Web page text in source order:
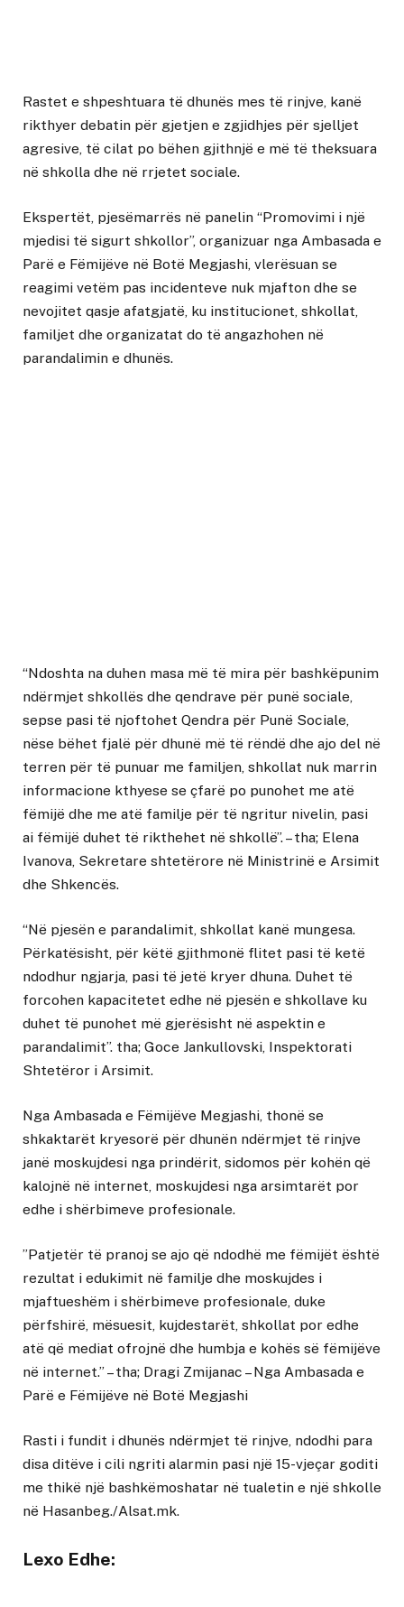
Rastet e shpeshtuara të dhunës mes të rinjve, kanë
rikthyer debatin për gjetjen e zgjidhjes për sjelljet
agresive, të cilat po bëhen gjithnjë e më të theksuara
në shkolla dhe në rrjetet sociale.
Ekspertët, pjesëmarrës në panelin “Promovimi i një
mjedisi të sigurt shkollor”, organizuar nga Ambasada e
Parë e Fëmijëve në Botë Megjashi, vlerësuan se
reagimi vetëm pas incidenteve nuk mjafton dhe se
nevojitet qasje afatgjatë, ku institucionet, shkollat,
familjet dhe organizatat do të angazhohen në
parandalimin e dhunës.
“Ndoshta na duhen masa më të mira për bashkëpunim
ndërmjet shkollës dhe qendrave për punë sociale,
sepse pasi të njoftohet Qendra për Punë Sociale,
nëse bëhet fjalë për dhunë më të rëndë dhe ajo del në
terren për të punuar me familjen, shkollat nuk marrin
informacione kthyese se çfarë po punohet me atë
fëmijë dhe me atë familje për të ngritur nivelin, pasi
ai fëmijë duhet të rikthehet në shkollë”. – tha; Elena
Ivanova, Sekretare shtetërore në Ministrinë e Arsimit
dhe Shkencës.
“Në pjesën e parandalimit, shkollat kanë mungesa.
Përkatësisht, për këtë gjithmonë flitet pasi të ketë
ndodhur ngjarja, pasi të jetë kryer dhuna. Duhet të
forcohen kapacitetet edhe në pjesën e shkollave ku
duhet të punohet më gjerësisht në aspektin e
parandalimit”. tha; Goce Jankullovski, Inspektorati
Shtetëror i Arsimit.
Nga Ambasada e Fëmijëve Megjashi, thonë se
shkaktarët kryesorë për dhunën ndërmjet të rinjve
janë moskujdesi nga prindërit, sidomos për kohën që
kalojnë në internet, moskujdesi nga arsimtarët por
edhe i shërbimeve profesionale.
”Patjetër të pranoj se ajo që ndodhë me fëmijët është
rezultat i edukimit në familje dhe moskujdes i
mjaftueshëm i shërbimeve profesionale, duke
përfshirë, mësuesit, kujdestarët, shkollat por edhe
atë që mediat ofrojnë dhe humbja e kohës së fëmijëve
në internet.” – tha; Dragi Zmijanac – Nga Ambasada e
Parë e Fëmijëve në Botë Megjashi
Rasti i fundit i dhunës ndërmjet të rinjve, ndodhi para
disa ditëve i cili ngriti alarmin pasi një 15-vjeçar goditi
me thikë një bashkëmoshatar në tualetin e një shkolle
në Hasanbeg./Alsat.mk.
Lexo Edhe: